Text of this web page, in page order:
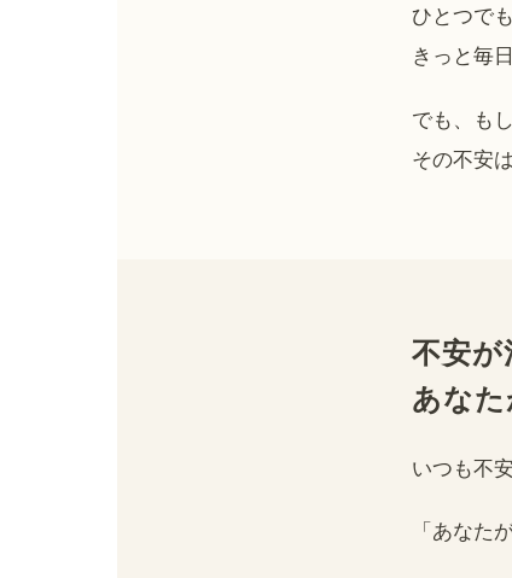
ひとつで
きっと毎
でも、も
その不安
不安
あな
いつも不
「あなた